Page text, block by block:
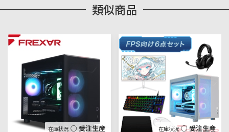
類似商品
○ 受注生産 ○ 受注生産